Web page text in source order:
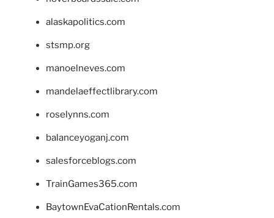
alaskapolitics.com
stsmp.org
manoelneves.com
mandelaeffectlibrary.com
roselynns.com
balanceyoganj.com
salesforceblogs.com
TrainGames365.com
BaytownEvaCationRentals.com